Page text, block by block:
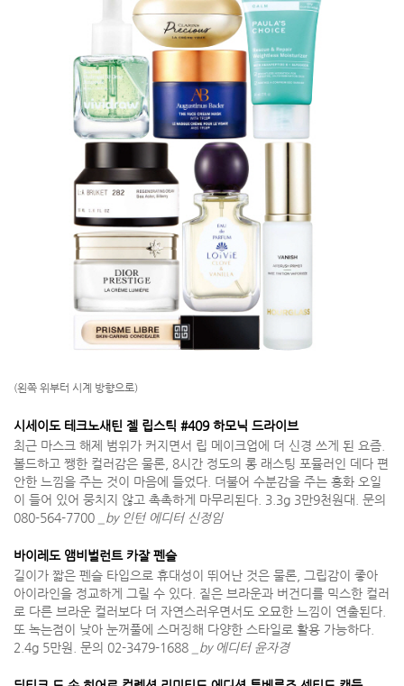
(왼쪽 위부터 시계 방향으로)
시세이도 테크노새틴 젤 립스틱 #409 하모닉 드라이브
최근 마스크 해제 범위가 커지면서 립 메이크업에 더 신경 쓰게 된 요즘.
볼드하고 쨍한 컬러감은 물론, 8시간 정도의 롱 래스팅 포뮬러인 데다 편
안한 느낌을 주는 것이 마음에 들었다. 더불어 수분감을 주는 홍화 오일
이 들어 있어 뭉치지 않고 촉촉하게 마무리된다. 3.3g 3만9천원대. 문의
080-564-7700
_by 인턴 에디터 신정임
바이레도 앰비벌런트 카잘 펜슬
길이가 짧은 펜슬 타입으로 휴대성이 뛰어난 것은 물론, 그립감이 좋아
아이라인을 정교하게 그릴 수 있다. 짙은 브라운과 버건디를 믹스한 컬러
로 다른 브라운 컬러보다 더 자연스러우면서도 오묘한 느낌이 연출된다.
또 녹는점이 낮아 눈꺼풀에 스머징해 다양한 스타일로 활용 가능하다.
2.4g 5만원. 문의 02-3479-1688
_by 에디터 윤자경